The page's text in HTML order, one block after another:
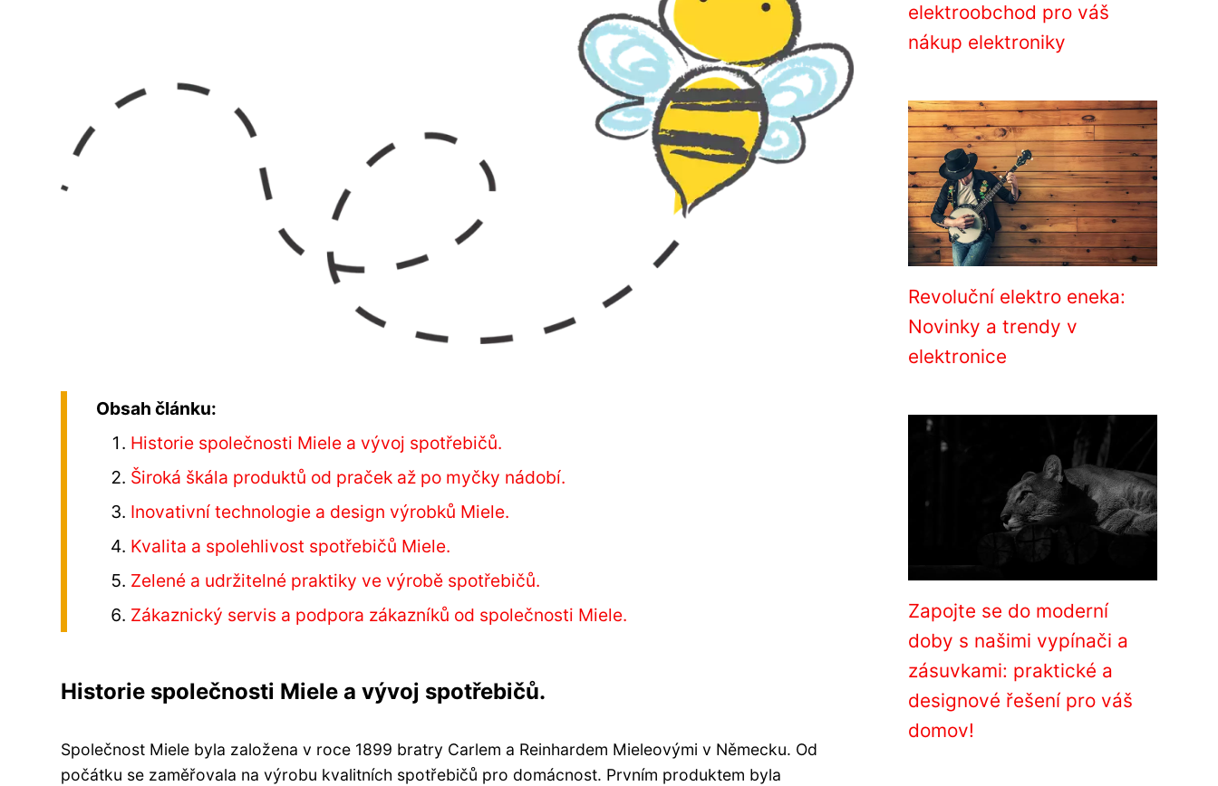
Obsah článku:
Historie společnosti Miele a vývoj spotřebičů.
Široká škála produktů od praček až po myčky nádobí.
Inovativní technologie a design výrobků Miele.
Kvalita a spolehlivost spotřebičů Miele.
Zelené a udržitelné praktiky ve výrobě spotřebičů.
Zákaznický servis a podpora zákazníků od společnosti Miele.
Historie společnosti Miele a vývoj spotřebičů.
Společnost Miele byla založena v roce 1899 bratry Carlem a Reinhardem Mieleovými v Německu. Od
počátku se zaměřovala na výrobu kvalitních spotřebičů pro domácnost. Prvním produktem byla
elektroobchod pro váš
nákup elektroniky
Revoluční elektro eneka:
Novinky a trendy v
elektronice
Zapojte se do moderní
doby s našimi vypínači a
zásuvkami: praktické a
designové řešení pro váš
domov!